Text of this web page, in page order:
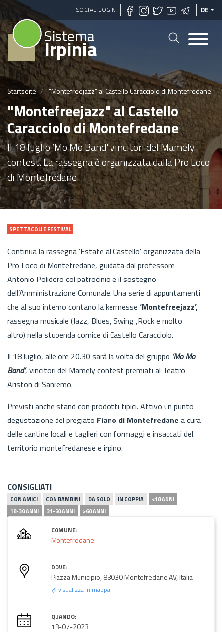
Direkt
zum
SOCIAL LOGIN DE
Sistema
Irpinia
Startseite "Montefreejazz" al Castello Caracciolo di Montefredane
"Montefreejazz" al Castello
Caracciolo di Montefredane
Il 18 luglio ‘Mo Mo Band' vincitori del Mamely
contest. La rassegna è organizzata dalla Pro Loco
di Montefredane
SPETTACOLI E FESTIVAL
Continua la rassegna 'Estate al Castello' organizzata della
Pro Loco di Montefredane, guidata dal professore
Antonio Polidoro col patrocinio e il sostegno
dell’Amministrazione Comunale. Una serie di appuntamenti
che al suo interno contano la kermesse ‘Montefreejazz’,
rassegna musicale (Jazz, Blues, Swing ,Rock e molto
altro) nella stupenda cornice di Castello Caracciolo.
Il 18 luglio, alle ore 20.30 sarà la volta del gruppo ‘Mo Mo
Band’, vincitori del Mamely contest premiati al Teatro
Ariston di Sanremo.
Previsti anche stand con prodotti tipici. Attivo un punto
degustazione del pregiato Fiano di Montefredane a cura
delle cantine locali e taglieri con formaggi e insaccati del
territorio montefredanese e irpino.
CONSIGLIATI
CON AMICI CON BAMBINI DA SOLO IN COPPIA
<18 ANNI
18-30 ANNI
31-60 ANNI >60 ANNI
COMUNE:
Montefredane
DOVE:
Piazza Municipio, 83030 Montefredane AV, Italia
visualizza in mappa
QUANDO:
18-07-2023